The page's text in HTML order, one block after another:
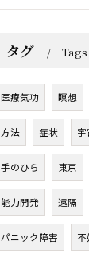
タグ Tags
医療気功 瞑想
方法 症状 宇
手のひら 東京
能力開発 遠隔
パニック障害 不